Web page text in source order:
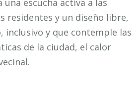
una escucha activa a las
residentes y un diseño libre,
inclusivo y que contemple las
de la ciudad, el calor